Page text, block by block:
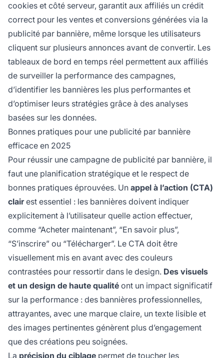
cookies et côté serveur, garantit aux affiliés un crédit
correct pour les ventes et conversions générées via la
publicité par bannière, même lorsque les utilisateurs
cliquent sur plusieurs annonces avant de convertir. Les
tableaux de bord en temps réel permettent aux affiliés
de surveiller la performance des campagnes,
d’identifier les bannières les plus performantes et
d’optimiser leurs stratégies grâce à des analyses
basées sur les données.
Bonnes pratiques pour une publicité par bannière
efficace en 2025
Pour réussir une campagne de publicité par bannière, il
faut une planification stratégique et le respect de
bonnes pratiques éprouvées. Un appel à l’action (CTA)
clairest essentiel : les bannières doivent indiquer
explicitement à l’utilisateur quelle action effectuer,
comme “Acheter maintenant”, “En savoir plus”,
“S’inscrire” ou “Télécharger”. Le CTA doit être
visuellement mis en avant avec des couleurs
contrastées pour ressortir dans le design. Des visuels
et un design de haute qualité ont un impact significatif
sur la performance : des bannières professionnelles,
attrayantes, avec une marque claire, un texte lisible et
des images pertinentes génèrent plus d’engagement
que des créations peu soignées.
La précision du ciblage permet de toucher les